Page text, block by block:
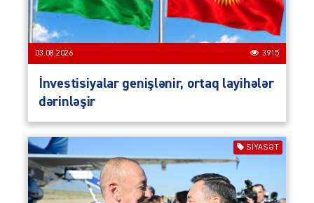
03.08.2026 3915
İnvestisiyalar genişlənir, ortaq layihələr
dərinləşir
SIYASƏT